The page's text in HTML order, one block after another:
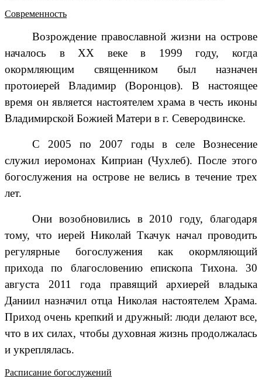
Современность
Возрождение православной жизни на острове
началось в ХХ веке в 1999 году, когда
окормляющим священником был назначен
протоиерей Владимир (Воронцов). В настоящее
время он является настоятелем храма в честь иконы
Владимирской Божией Матери в г. Северодвинске.
С 2005 по 2007 годы в селе Вознесение
служил иеромонах Киприан (Чухлеб). После этого
богослужения на острове не велись в течение трех
лет.
Они возобновились в 2010 году, благодаря
тому, что иерей Николай Ткачук начал проводить
регулярные богослужения как окормляющий
прихода по благословению епископа Тихона. 30
августа 2011 года правящий архиерей владыка
Даниил назначил отца Николая настоятелем Храма.
Приход очень крепкий и дружный: люди делают все,
что в их силах, чтобы духовная жизнь продолжалась
и укреплялась.
Расписание богослужений